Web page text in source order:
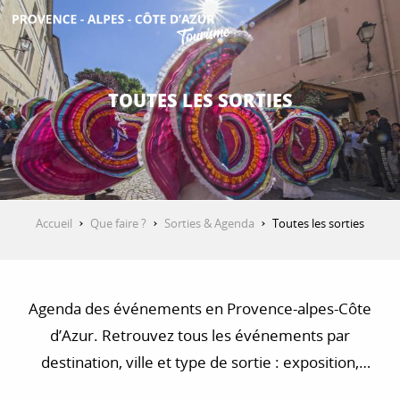
Aller
contenu
principal
DÉCOUVRIR
QUE FAIRE ?
SÉJOURNER
TOUTES LES SORTIES
Accueil Que faire ? Sorties & Agenda Toutes les sorties
Agenda des événements en Provence-alpes-Côte
d’Azur. Retrouvez tous les événements par
destination, ville et type de sortie : exposition,